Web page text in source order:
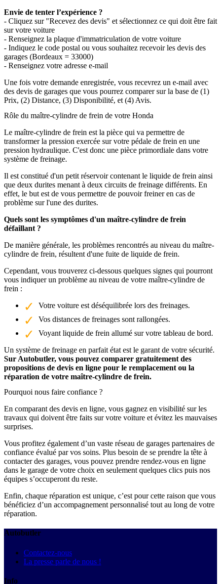
Envie de tenter l’expérience ?
- Cliquez sur "Recevez des devis" et sélectionnez ce qui doit être fait
sur votre voiture
- Renseignez la plaque d'immatriculation de votre voiture
- Indiquez le code postal ou vous souhaitez recevoir les devis des
garages (Bordeaux = 33000)
- Renseignez votre adresse e-mail
Une fois votre demande enregistrée, vous recevrez un e-mail avec
des devis de garages que vous pourrez comparer sur la base de (1)
Prix, (2) Distance, (3) Disponibilité, et (4) Avis.
Rôle du maître-cylindre de frein de votre Honda
Le maître-cylindre de frein est la pièce qui va permettre de
transformer la pression exercée sur votre pédale de frein en une
pression hydraulique. C'est donc une pièce primordiale dans votre
système de freinage.
Il est constitué d'un petit réservoir contenant le liquide de frein ainsi
que deux durites menant à deux circuits de freinage différents. En
effet, le but est de vous permettre de pouvoir freiner en cas de
problème sur l'une des durites.
Quels sont les symptômes d'un maître-cylindre de frein
défaillant ?
De manière générale, les problèmes rencontrés au niveau du maître-
cylindre de frein, résultent d'une fuite de liquide de frein.
Cependant, vous trouverez ci-dessous quelques signes qui pourront
vous indiquer un problème au niveau de votre maître-cylindre de
frein :
Votre voiture est déséquilibrée lors des freinages.
Vos distances de freinages sont rallongées.
Voyant liquide de frein allumé sur votre tableau de bord.
Un système de freinage en parfait état est le garant de votre sécurité.
Sur Autobutler, vous pouvez comparer gratuitement des
propositions de devis en ligne pour le remplacement ou la
réparation de votre maître-cylindre de frein.
Pourquoi nous faire confiance ?
En comparant des devis en ligne, vous gagnez en visibilité sur les
travaux qui doivent être faits sur votre voiture et évitez les mauvaises
surprises.
Vous profitez également d’un vaste réseau de garages partenaires de
confiance évalué par vos soins. Plus besoin de se prendre la tête à
contacter des garages, vous pouvez prendre rendez-vous en ligne
dans le garage de votre choix en seulement quelques clics puis nos
équipes s’occuperont du reste.
Enfin, chaque réparation est unique, c’est pour cette raison que vous
bénéficiez d’un accompagnement personnalisé tout au long de votre
réparation.
Autobutler
Contactez-nous
La presse parle de nous !
Info